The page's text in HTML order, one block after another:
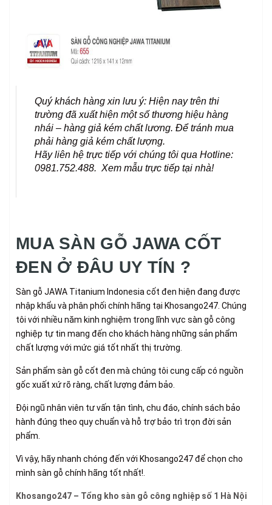
Quý khách hàng xin lưu ý: Hiện nay trên thi
trường đã xuất hiện một số thương hiệu hàng
nhái – hàng giả kém chất lương. Để tránh mua
phải hàng giả kém chất lượng.
Hãy liên hệ trực tiếp với chúng tôi qua Hotline:
0981.752.488. Xem mẫu trực tiếp tại nhà!
MUA SÀN GỖ JAWA CỐT
ĐEN Ở ĐÂU UY TÍN ?
Sàn gỗ JAWA Titanium Indonesia cốt đen hiện đang được
nhập khẩu và phân phối chính hãng tại Khosango247. Chúng
tôi với nhiều năm kinh nghiệm trong lĩnh vực sàn gỗ công
nghiệp tự tin mang đến cho khách hàng những sản phẩm
chất lượng với mức giá tốt nhất thị trường.
Sản phẩm sàn gỗ cốt đen mà chúng tôi cung cấp có nguồn
gốc xuất xứ rõ ràng, chất lượng đảm bảo.
Đội ngũ nhân viên tư vấn tận tình, chu đáo, chính sách bảo
hành đúng theo quy chuẩn và hỗ trợ bảo trì trọn đời sản
phẩm.
Vì vậy, hãy nhanh chóng đến với Khosango247 để chọn cho
mình sàn gỗ chính hãng tốt nhất!.
Khosango247 – Tổng kho sàn gỗ công nghiệp số 1 Hà Nội